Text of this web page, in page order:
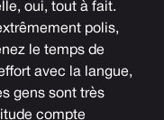
oui, tout à fait.
polis,
le temps de
avec la langue,
gens sont très
compte